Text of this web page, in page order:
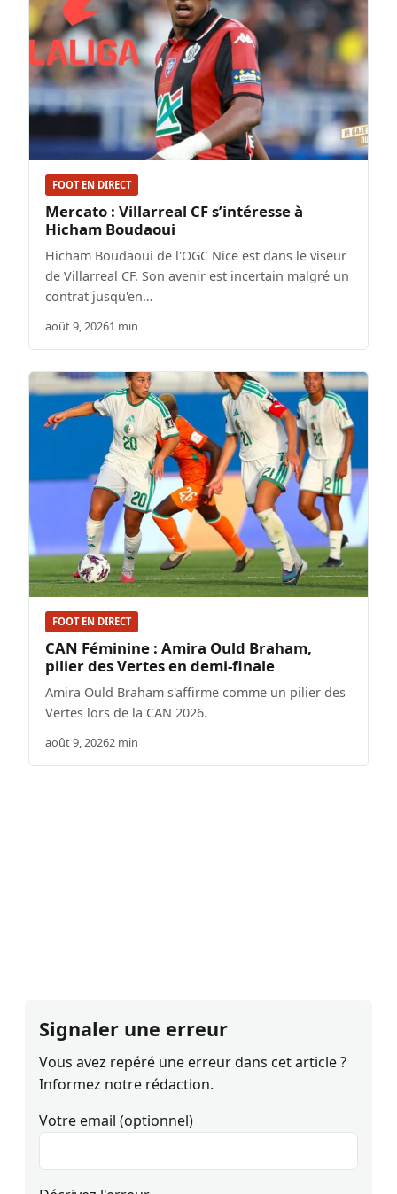
FOOT EN DIRECT
Mercato : Villarreal CF s’intéresse à
Hicham Boudaoui
Hicham Boudaoui de l'OGC Nice est dans le viseur
de Villarreal CF. Son avenir est incertain malgré un
contrat jusqu'en…
août 9, 20261 min
FOOT EN DIRECT
CAN Féminine : Amira Ould Braham,
pilier des Vertes en demi-finale
Amira Ould Braham s'affirme comme un pilier des
Vertes lors de la CAN 2026.
août 9, 20262 min
Signaler une erreur
Vous avez repéré une erreur dans cet article ?
Informez notre rédaction.
Votre email (optionnel)